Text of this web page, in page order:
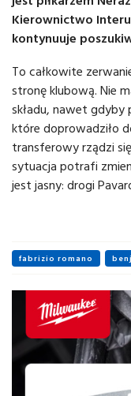
Kierownictwo
kontynuuje
To całkowite
stronę klubową. Nie
składu, nawet gdyby
które doprowadziło
transferowy rządzi
sytuacja potrafi
jest jasny: drogi
fabrizio romano